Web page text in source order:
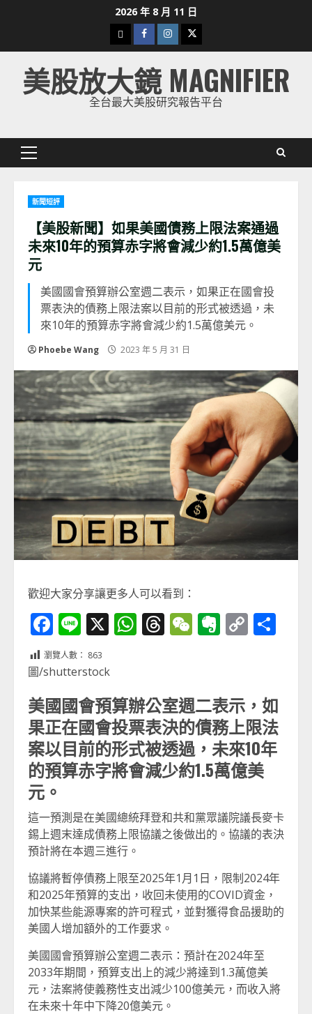
2026 年 8 月 11 日
下
載
美
股
Facebook
Instagram
Twitter
美股放大鏡 MAGNIFIER
全台最大美股研究報告平台
Primary
新聞短評
【美股新聞】如果美國債務上限法案通過
未來10年的預算赤字將會減少約1.5萬億美
元
美國國會預算辦公室週二表示，如果正在國會投
票表決的債務上限法案以目前的形式被透過，未
來10年的預算赤字將會減少約1.5萬億美元。
Phoebe Wang 2023 年 5 月 31 日
歡迎大家分享讓更多人可以看到：
Facebook
Line
X WhatsApp
Threads
WeChat
Evernote
Copy
瀏覽人數： 863
圖/shutterstock
美國國會預算辦公室週二表示，如
果正在國會投票表決的債務上限法
案以目前的形式被透過，未來10年
的預算赤字將會減少約1.5萬億美
元。
這一預測是在美國總統拜登和共和黨眾議院議長麥卡
錫上週末達成債務上限協議之後做出的。協議的表決
預計將在本週三進行。
協議將暫停債務上限至2025年1月1日，限制2024年
和2025年預算的支出，收回未使用的COVID資金，
加快某些能源專案的許可程式，並對獲得食品援助的
美國人增加額外的工作要求。
美國國會預算辦公室週二表示：預計在2024年至
2033年期間，預算支出上的減少將達到1.3萬億美
元，法案將使義務性支出減少100億美元，而收入將
在未來十年中下降20億美元。